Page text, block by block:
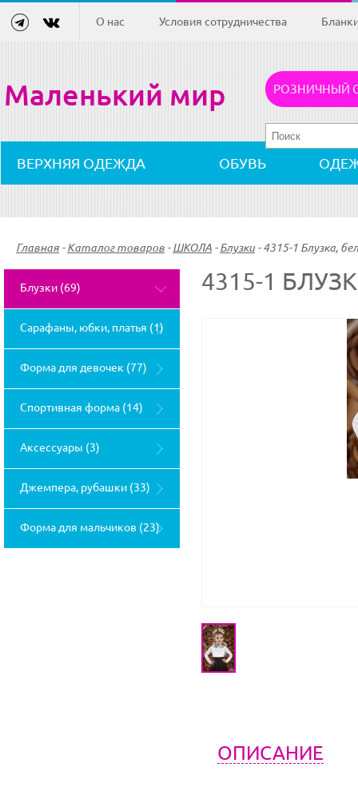
О нас Условия сотрудничества
Маленький мир РОЗНИЧНЫЙ
ВЕРХНЯЯ ОДЕЖДА ОБУВЬ
Главная - Каталог товаров - ШКОЛА - Блузки - 4315-1 Блузка,
Блузки (69)
Сарафаны, юбки, платья (1)
Форма для девочек (77)
Спортивная форма (14)
Аксессуары (3)
Джемпера, рубашки (33)
Форма для мальчиков (23)
4315-1
ОПИСАНИЕ